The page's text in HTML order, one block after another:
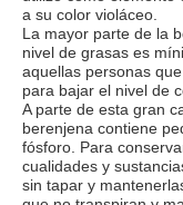
a su color violáceo.
La mayor parte de la
nivel de grasas es
aquellas personas
para bajar el nivel de
A parte de esta gran
berenjena contiene
fósforo. Para
cualidades y
sin tapar y